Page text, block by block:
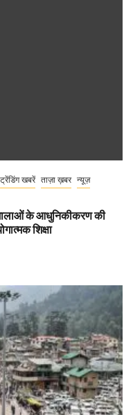
ट्रेंडिंग खबरें ताज़ा ख़बर न्यूज़
के आधुनिकीकरण की
शिक्षा